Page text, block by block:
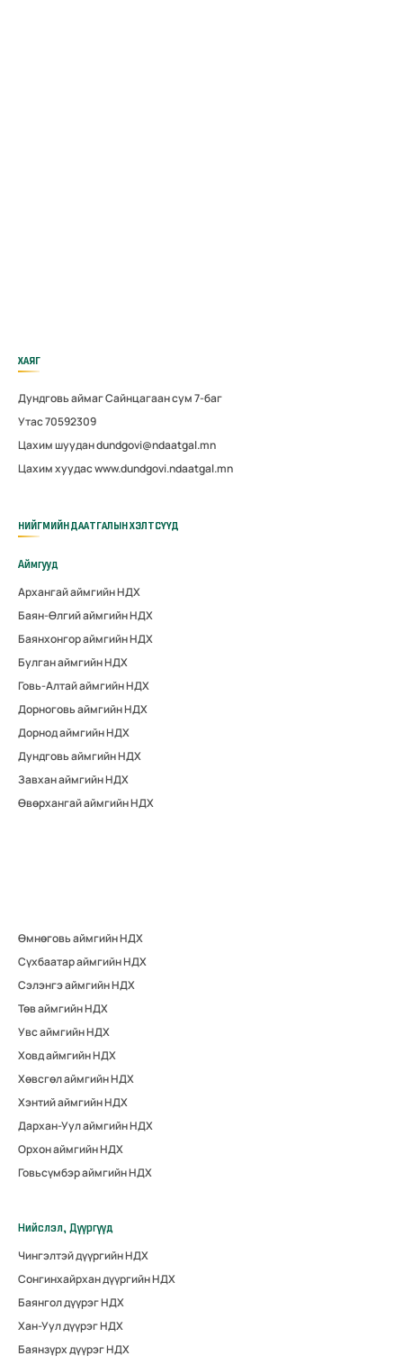
ХАЯГ
Дундговь аймаг Сайнцагаан сум 7-баг
Утас 70592309
Цахим шуудан dundgovi@ndaatgal.mn
Цахим хуудас www.dundgovi.ndaatgal.mn
НИЙГМИЙН ДААТГАЛЫН ХЭЛТСҮҮД
Аймгууд
Архангай аймгийн НДХ
Баян-Өлгий аймгийн НДХ
Баянхонгор аймгийн НДХ
Булган аймгийн НДХ
Говь-Алтай аймгийн НДХ
Дорноговь аймгийн НДХ
Дорнод аймгийн НДХ
Дундговь аймгийн НДХ
Завхан аймгийн НДХ
Өвөрхангай аймгийн НДХ
Өмнөговь аймгийн НДХ
Сүхбаатар аймгийн НДХ
Сэлэнгэ аймгийн НДХ
Төв аймгийн НДХ
Увс аймгийн НДХ
Ховд аймгийн НДХ
Хөвсгөл аймгийн НДХ
Хэнтий аймгийн НДХ
Дархан-Уул аймгийн НДХ
Орхон аймгийн НДХ
Говьсүмбэр аймгийн НДХ
Нийслэл, Дүүргүүд
Чингэлтэй дүүргийн НДХ
Сонгинхайрхан дүүргийн НДХ
Баянгол дүүрэг НДХ
Хан-Уул дүүрэг НДХ
Баянзүрх дүүрэг НДХ